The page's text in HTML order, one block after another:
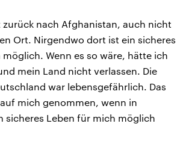
zurück nach Afghanistan, auch nicht
Ort. Nirgendwo dort ist ein sicheres
Wenn es so wäre, hätte ich
mein Land nicht verlassen. Die
war lebensgefährlich. Das
mich genommen, wenn in
sicheres Leben für mich möglich